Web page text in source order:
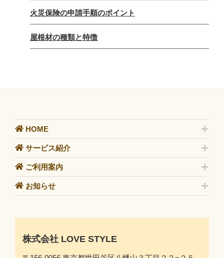
火災保険の申請手順のポイント
屋根材の種類と特徴
HOME
サービス紹介
ご利用案内
お知らせ
株式会社 LOVE STYLE